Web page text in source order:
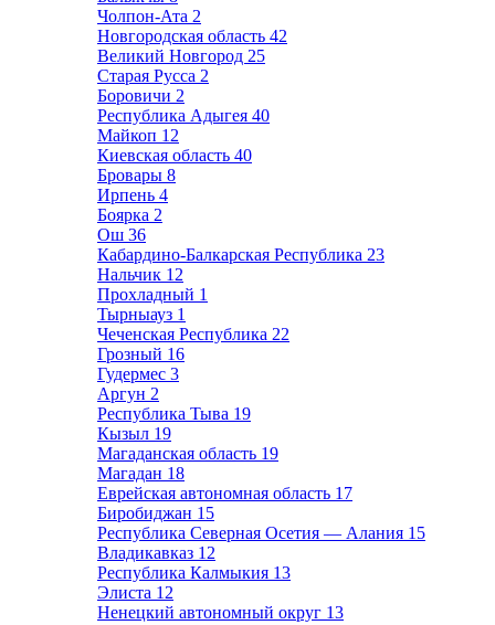
Чолпон-Ата 2
Новгородская область 42
Великий Новгород 25
Старая Русса 2
Боровичи 2
Республика Адыгея 40
Майкоп 12
Киевская область 40
Бровары 8
Ирпень 4
Боярка 2
Ош 36
Кабардино-Балкарская Республика 23
Нальчик 12
Прохладный 1
Тырныауз 1
Чеченская Республика 22
Грозный 16
Гудермес 3
Аргун 2
Республика Тыва 19
Кызыл 19
Магаданская область 19
Магадан 18
Еврейская автономная область 17
Биробиджан 15
Республика Северная Осетия — Алания 15
Владикавказ 12
Республика Калмыкия 13
Элиста 12
Ненецкий автономный округ 13